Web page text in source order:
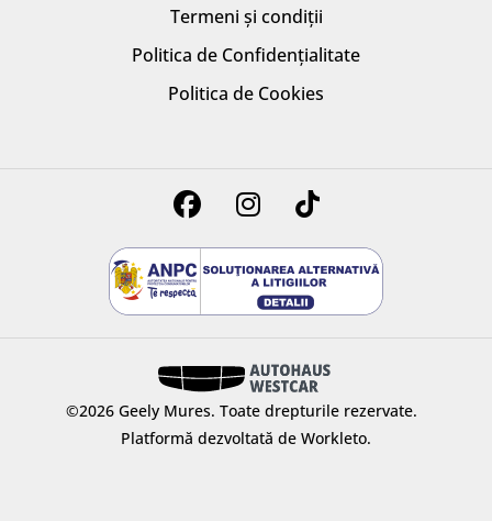
Termeni și condiții
Politica de Confidențialitate
Politica de Cookies
©2026 Geely Mures. Toate drepturile rezervate.
Platformă dezvoltată de Workleto.